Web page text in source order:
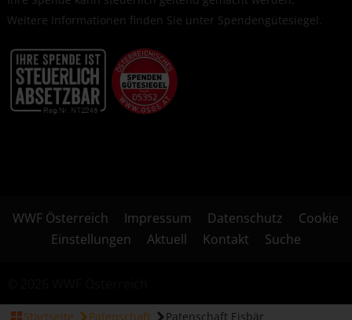
Weitere Informationen finden Sie unter Spendengütesiegel.
WWF Österreich Impressum Datenschutz
Cookie
Einstellungen
Aktuell Kontakt Suche
Startseite Patenschaft Patenschaft Eisbär